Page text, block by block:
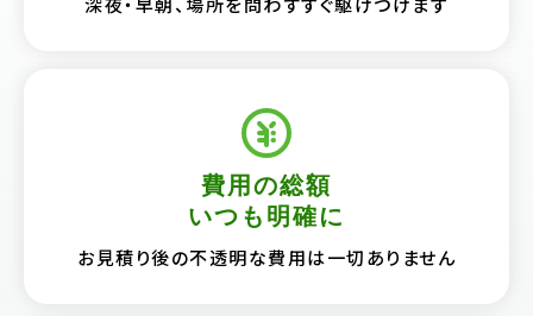
費用の総額
いつも明確に
お見積り後の不透明な費用は一切ありません